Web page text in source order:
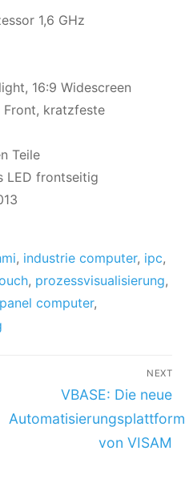
1,6 GHz
16:9 Widescreen
Front, kratzfeste
Teile
LED frontseitig
, industrie computer, ipc,
, prozessvisualisierung,
computer,
NEXT
VBASE: Die neue
Automatisierungsplattform
von VISAM